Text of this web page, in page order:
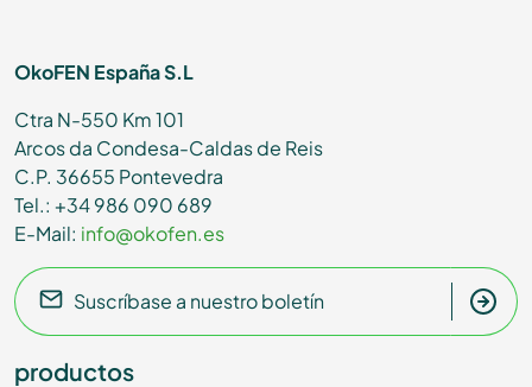
OkoFEN España S.L
Ctra N-550 Km 101
Arcos da Condesa-Caldas de Reis
C.P. 36655 Pontevedra
Tel.: +34 986 090 689
E-Mail: info@okofen.es
Suscríbase a nuestro boletín
productos